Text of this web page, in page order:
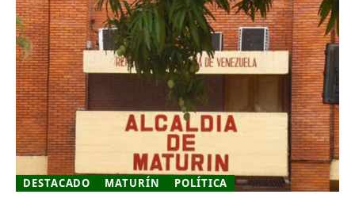
DESTACADO MATURÍN POLÍTICA